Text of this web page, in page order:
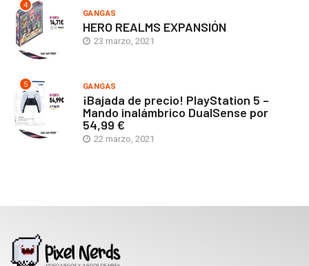
4
GANGAS
HERO REALMS EXPANSIÓN
23 marzo, 2021
5 GANGAS
¡Bajada de precio! PlayStation 5 –
Mando inalámbrico DualSense por
54,99 €
22 marzo, 2021